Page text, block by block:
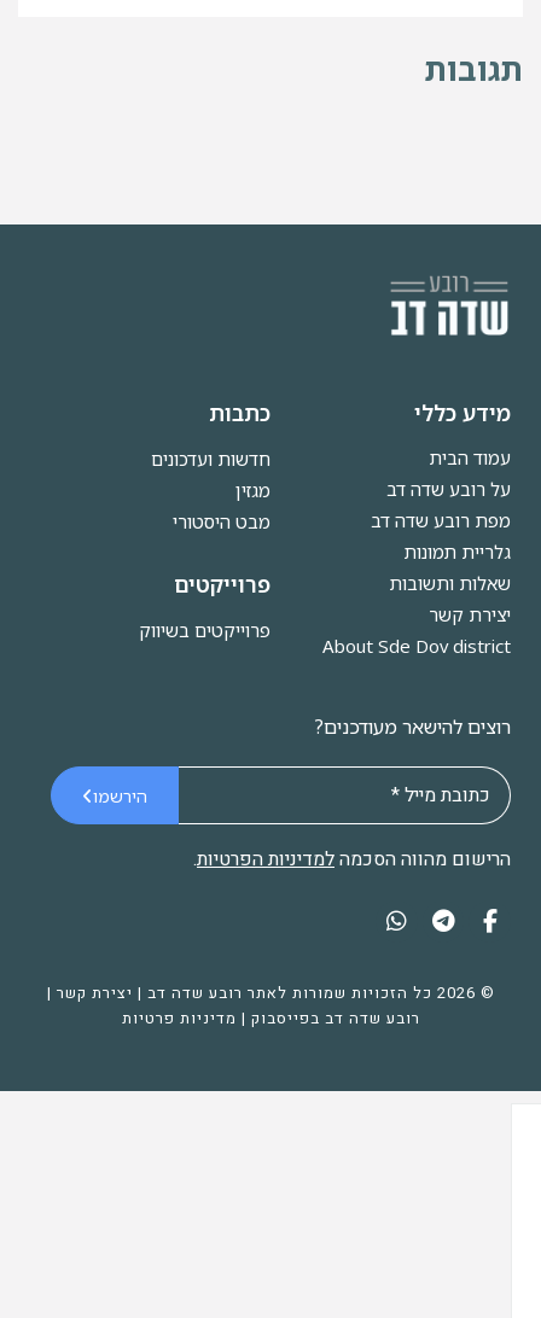
מידע כללי
עמוד הבית
על רובע שדה דב
מפת רובע שדה דב
גלריית תמונות
שאלות ותשובות
יצירת קשר
About Sde Dov district
כתבות
חדשות ועדכונים
מגזין
מבט היסטורי
פרוייקטים
פרוייקטים בשיווק
רוצים להישאר מעודכנים?
הירשמו
הרישום מהווה הסכמהלמדיניות הפרטיות.
יצירת קשר |
רובע שדה דב בפייסבוק|מדיניות פרטיות